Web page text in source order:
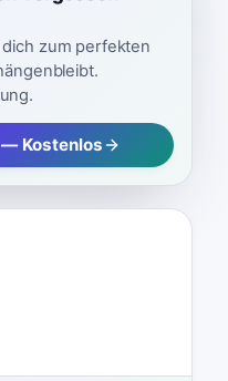
zum perfekten
Kostenlos